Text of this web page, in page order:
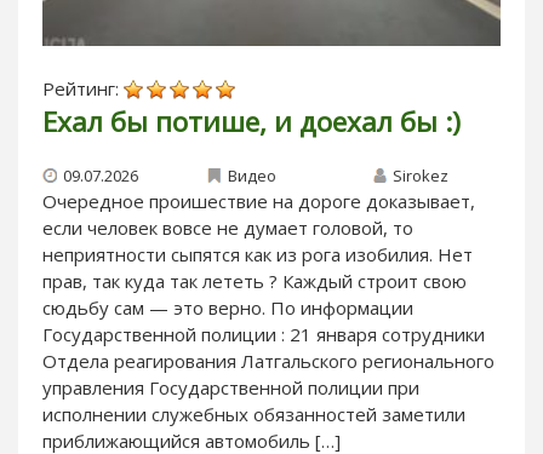
Рейтинг:
Ехал бы потише, и доехал бы :)
09.07.2026 Видео Sirokez
Очередное проишествие на дороге доказывает,
если человек вовсе не думает головой, то
неприятности сыпятся как из рога изобилия. Нет
прав, так куда так лететь ? Каждый строит свою
сюдьбу сам — это верно. По информации
Государственной полиции : 21 января сотрудники
Отдела реагирования Латгальского регионального
управления Государственной полиции при
исполнении служебных обязанностей заметили
приближающийся автомобиль […]